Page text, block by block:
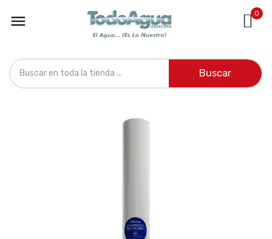
 0
Buscar